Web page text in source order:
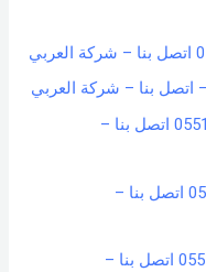
شركة تنظيف مجالس بحائل – 0551154864 اتصل بنا –
شراء اثاث مستعمل بحائل – 0530547685 اتصل بنا –
شركة تنظيف مساجد بحائل – 0551154864 اتصل بنا –